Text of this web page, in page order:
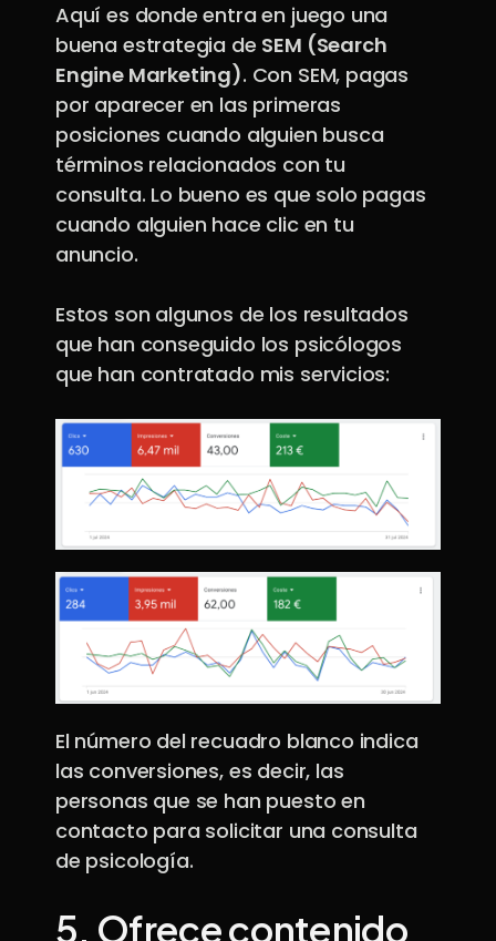
Aquí es donde entra en juego una
buena estrategia de SEM (Search
Engine Marketing). Con SEM, pagas
por aparecer en las primeras
posiciones cuando alguien busca
términos relacionados con tu
consulta. Lo bueno es que solo pagas
cuando alguien hace clic en tu
anuncio.
Estos son algunos de los resultados
que han conseguido los psicólogos
que han contratado mis servicios:
El número del recuadro blanco indica
las conversiones, es decir, las
personas que se han puesto en
contacto para solicitar una consulta
de psicología.
5. Ofrece contenido